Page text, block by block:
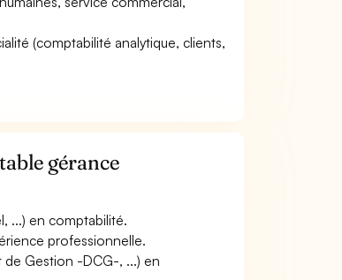
(comptabilité analytique, clients,
gérance
...) en comptabilité.
professionnelle.
de Gestion -DCG-, ...) en